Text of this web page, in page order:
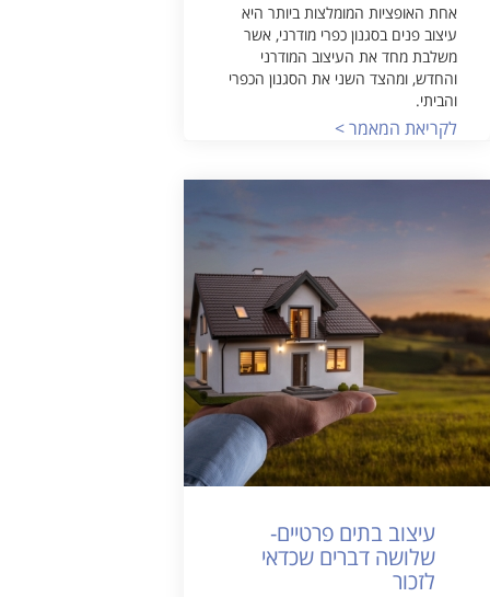
אחת האופציות המומלצות ביותר היא
עיצוב פנים בסגנון כפרי מודרני, אשר
משלבת מחד את העיצוב המודרני
והחדש, ומהצד השני את הסגנון הכפרי
והביתי.
לקריאת המאמר >
עיצוב בתים פרטיים-
שלושה דברים שכדאי
לזכור